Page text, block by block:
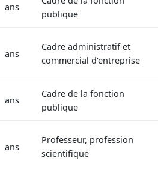
ans
publique
ans
Cadre administratif et
commercial d'entreprise
ans
Cadre de la fonction
publique
ans
Professeur, profession
scientifique